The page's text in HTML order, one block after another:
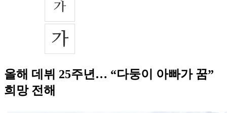
올해 데뷔 25주년… “다둥이 아빠가 꿈”
희망 전해